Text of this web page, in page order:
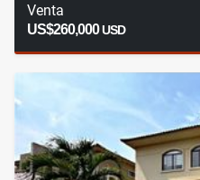
Venta
US$260,000USD